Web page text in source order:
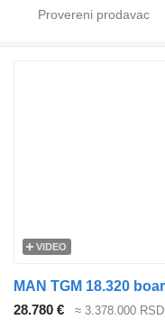
VIDEO
28.780 € ≈ 3.378.000 RSD